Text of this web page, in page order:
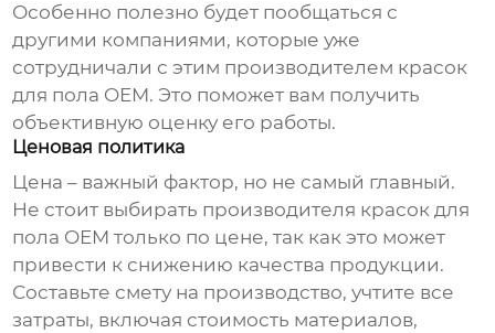
Особенно полезно будет пообщаться с
другими компаниями, которые уже
сотрудничали с этим производителем красок
для пола OEM. Это поможет вам получить
объективную оценку его работы.
Ценовая политика
Цена – важный фактор, но не самый главный.
Не стоит выбирать производителя красок для
пола OEM только по цене, так как это может
привести к снижению качества продукции.
Составьте смету на производство, учтите все
затраты, включая стоимость материалов,